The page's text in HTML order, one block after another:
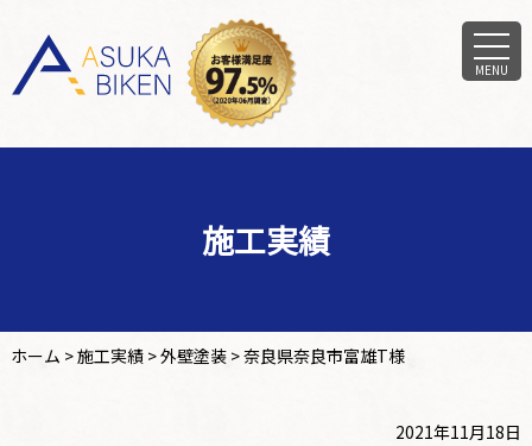
MENU
施工実績
ホーム >施工実績>外壁塗装>奈良県奈良市富雄T様
2021年11月18日